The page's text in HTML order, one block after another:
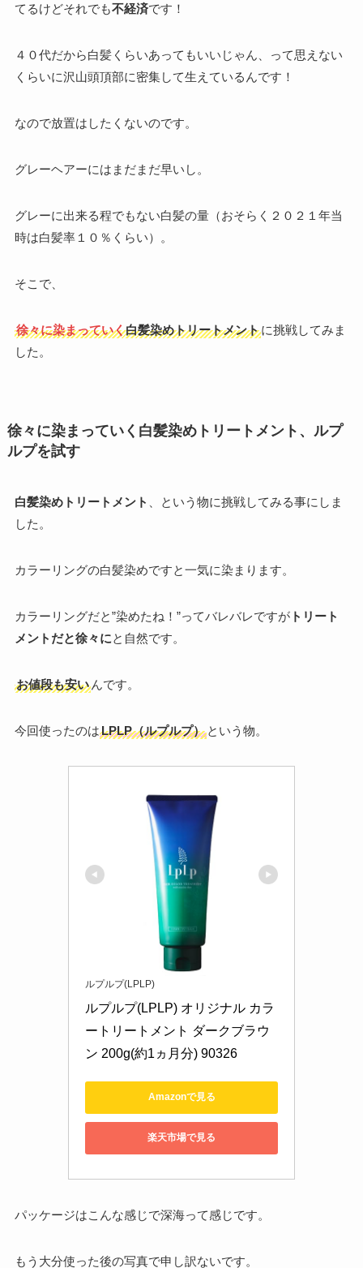
てるけどそれでも不経済です！
４０代だから白髪くらいあってもいいじゃん、って思えない
くらいに沢山頭頂部に密集して生えているんです！
なので放置はしたくないのです。
グレーヘアーにはまだまだ早いし。
グレーに出来る程でもない白髪の量（おそらく２０２１年当
時は白髪率１０％くらい）。
そこで、
徐々に染まっていく白髪染めトリートメントに挑戦してみま
した。
徐々に染まっていく白髪染めトリートメント、ルプ
ルプを試す
白髪染めトリートメント
、という物に挑戦してみる事にしま
した。
カラーリングの白髪染めですと一気に染まります。
カラーリングだと”染めたね！”ってバレバレですがトリート
メントだと徐々にと自然です。
お値段も安いんです。
今回使ったのはLPLP（ルプルプ）という物。
ルプルプ(LPLP)
ルプルプ(LPLP) オリジナル カラ
ートリートメント ダークブラウ
ン 200g(約1ヵ月分) 90326
Amazonで見る
楽天市場で見る
パッケージはこんな感じで深海って感じです。
もう大分使った後の写真で申し訳ないです。